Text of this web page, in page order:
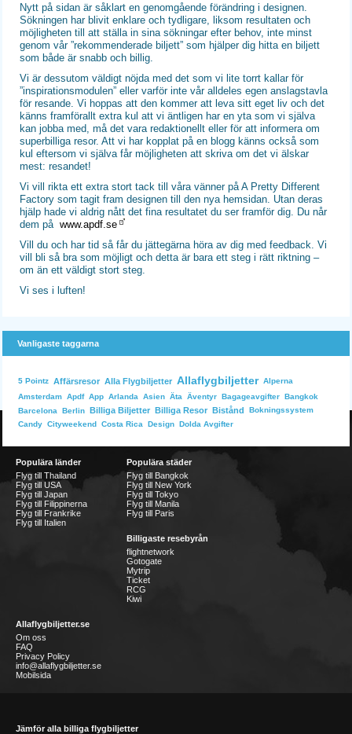
Nytt på sidan är såklart en genomgående förändring i designen.
Sökningen har blivit enklare och tydligare, liksom resultaten och
möjligheten till att ställa in sina sökningar efter behov, inte minst
genom vår ”rekommenderade biljett” som hjälper dig hitta en biljett
som både är snabb och billig.
Vi är dessutom väldigt nöjda med det som vi lite torrt kallar för
”inspirationsmodulen” eller varför inte vår alldeles egen anslagstavla
för resande. Vi hoppas att den kommer att leva sitt eget liv och det
känns framförallt extra kul att vi äntligen har en yta som vi själva
kan jobba med, må det vara redaktionellt eller för att informera om
superbilliga resor. Att vi har kopplat på en blogg känns också som
kul eftersom vi själva får möjligheten att skriva om det vi älskar
mest: resandet!
Vi vill rikta ett extra stort tack till våra vänner på A Pretty Different
Factory som tagit fram designen till den nya hemsidan. Utan deras
hjälp hade vi aldrig nått det fina resultatet du ser framför dig. Du når
dem påwww.apdf.se
Vill du och har tid så får du jättegärna höra av dig med feedback. Vi
vill bli så bra som möjligt och detta är bara ett steg i rätt riktning –
om än ett väldigt stort steg.
Vi ses i luften!
Vanligaste taggarna
5 Pointz Affärsresor Alla Flygbiljetter Allaflygbiljetter Alperna
Amsterdam Apdf App Arlanda Asien Äta Äventyr Bagageavgifter Bangkok
Barcelona
Berlin Billiga Biljetter Billiga Resor Bistånd
Bokningssystem
Candy Cityweekend Costa Rica Design Dolda Avgifter
Populära länder
Flyg till Thailand
Flyg till USA
Flyg till Japan
Flyg till Filippinerna
Flyg till Frankrike
Flyg till Italien
Populära städer
Flyg till Bangkok
Flyg till New York
Flyg till Tokyo
Flyg till Manila
Flyg till Paris
Billigaste resebyrån
flightnetwork
Gotogate
Mytrip
Ticket
RCG
Kiwi
Allaflygbiljetter.se
Om oss
FAQ
Privacy Policy
info@allaflygbiljetter.se
Mobilsida
Jämför alla billiga flygbiljetter